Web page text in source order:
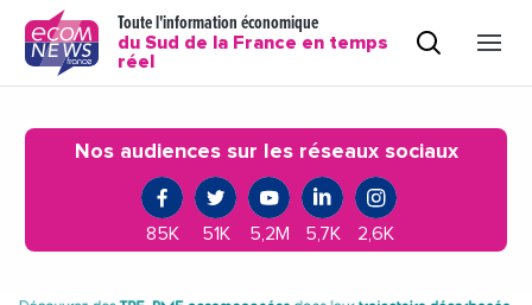
Toute l'information économique
du Sud de la France en temps
réel
Nos audiences sur les réseaux sociaux
85K 51K 5,2M 5,7K 2,6K